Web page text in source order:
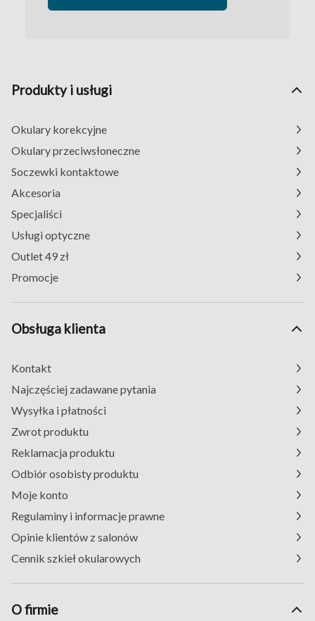
Produkty i usługi
Okulary korekcyjne
Okulary przeciwsłoneczne
Soczewki kontaktowe
Akcesoria
Specjaliści
Usługi optyczne
Outlet 49 zł
Promocje
Obsługa klienta
Kontakt
Najczęściej zadawane pytania
Wysyłka i płatności
Zwrot produktu
Reklamacja produktu
Odbiór osobisty produktu
Moje konto
Regulaminy i informacje prawne
Opinie klientów z salonów
Cennik szkieł okularowych
O firmie